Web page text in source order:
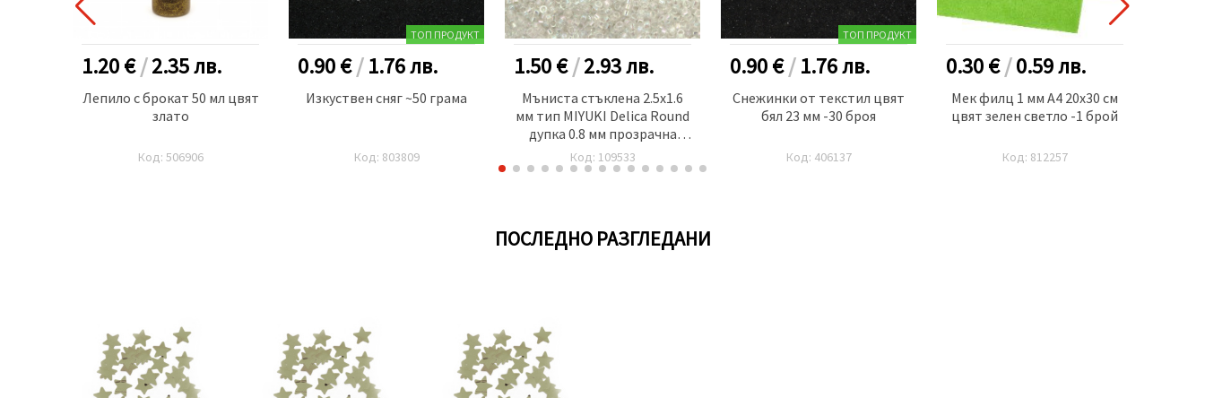
1.20 €/2.35лв.
Лепило с брокат 50 мл цвят
злато
Код: 506906
ТОП ПРОДУКТ
0.90 €/1.76лв.
Изкуствен сняг ~50 грама
Код: 803809
1.50 €/2.93лв.
Мъниста стъклена 2.5x1.6
мм тип MIYUKI Delica Round
дупка 0.8 мм прозрачна
дъга -10 грама ~720 броя
Код: 109533
ТОП ПРОДУКТ
0.90 €/1.76лв.
Снежинки от текстил цвят
бял 23 мм -30 броя
Код: 406137
0.30 €/0.59лв.
Мек филц 1 мм A4 20x30 см
цвят зелен светло -1 брой
Код: 812257
ПОСЛЕДНО РАЗГЛЕДАНИ